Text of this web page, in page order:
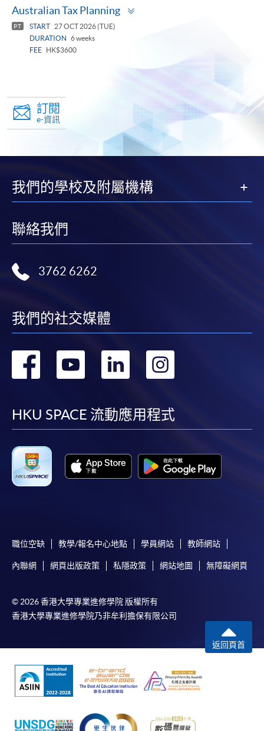
Australian Tax Planning
PT START
27 OCT 2026 (TUE)
DURATION
6 weeks
FEE
HK$3600
訂閱
e-資訊
我們的學校及附屬機構
聯絡我們
3762 6262
我們的社交媒體
轉
facebook
轉
youtube
轉
linkedin
轉
HKU SPACE 流動應用程式
職位空缺 教學/報名中心地點 學員網站 教師網站
內聯網 網頁出版政策 私隱政策 網站地圖 無障礙網頁
© 2026 香港大學專業進修學院 版權所有
香港大學專業進修學院乃非牟利擔保有限公司
返回頁首